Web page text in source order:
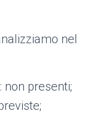
nel
: non presenti;